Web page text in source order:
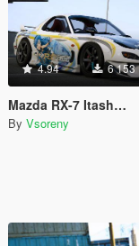
4.94 6 153
Mazda RX-7 Itasha Livery
By Vsoreny